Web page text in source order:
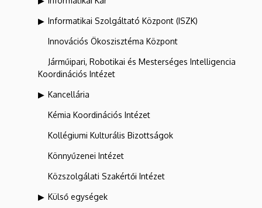
Informatikai Szolgáltató Központ (ISZK)
Innovációs Ökoszisztéma Központ
Járműipari, Robotikai és Mesterséges Intelligencia
Koordinációs Intézet
Kancellária
Kémia Koordinációs Intézet
Kollégiumi Kulturális Bizottságok
Könnyűzenei Intézet
Közszolgálati Szakértői Intézet
Külső egységek